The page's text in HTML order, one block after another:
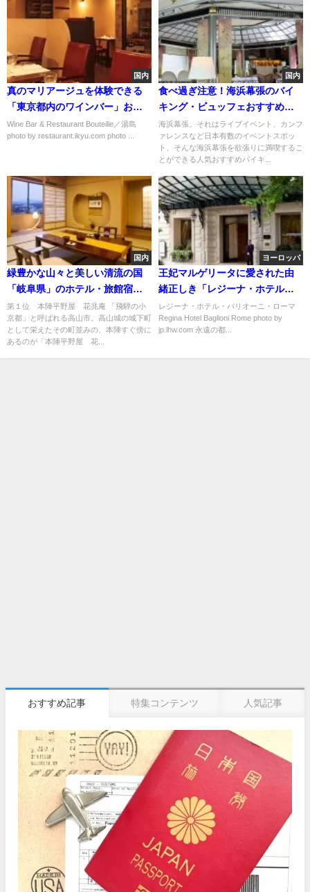
国内
真のマリアージュを体験できる
「東京都内のワインバー」おす
すめ６選
Wine Bar & Restaurant Bouteille／湯島
photo by restaurant.ikyu.com photo ...
国内
食べ過ぎ注意！海浜幕張のバイ
キング・ビュッフェおすすめラ
ンキング人気10選
海浜幕張。それはライブイベント、カンフ
ァレンスなど日本有数のイベントスポッ
ト。そんな海浜幕張を欲張りに満喫するこ
とができる人気おすすめバイキ...
国内
緑豊かな山々と美しい清流の国
「岐阜県」のホテル・旅館宿お
すすめランキング
第１位 本陣平野屋 花兆庵 「飛騨の小
京都」と呼ばれる高山市。高山城の城下町
として栄えたその町並みの、本陣すぐ傍に
あるのが「本陣平野屋 花...
ヨーロッパ
王妃マルゲリータに愛された由
緒正しき「レジーナ・ホテル・
バリオーニ・ローマ」
レジーナ・ホテル・バリオーニ・ローマ
Regina Hotel Baglioni Rome photo by
jp.lhw.com 永遠の都...
おすすめ記事 特集コンテンツ 人気記事